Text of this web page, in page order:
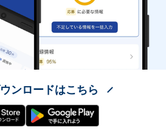
ンロードはこちら